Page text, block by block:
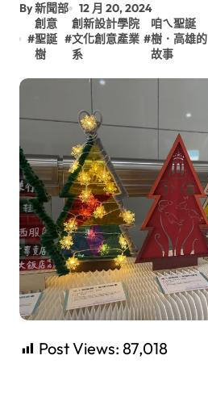
By 新聞部 12 月 20, 2024
#
創意
聖誕
樹
#
創新設計學院
文化創意產業
系
#
咱ㄟ聖誕
樹．高雄的
故事
Post Views: 87,018